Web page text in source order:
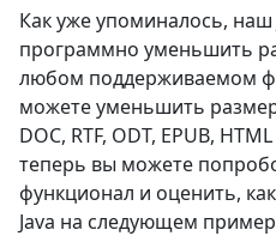
Как уже упоминалось, наш
программно уменьшить
любом поддерживаемом
можете уменьшить
DOC, RTF, ODT, EPUB,
теперь вы можете
функционал и оценить,
Java на следующем